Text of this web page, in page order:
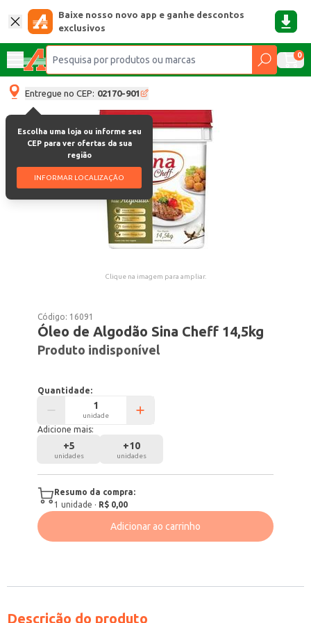
Baixe nosso novo app e ganhe descontos
exclusivos
0
Entregue no CEP: 02170-901
Escolha uma loja ou informe seu
CEP para ver ofertas da sua
região
INFORMAR LOCALIZAÇÃO
Clique na imagem para ampliar.
Código: 16091
Óleo de Algodão Sina Cheff 14,5kg
Produto indisponível
Quantidade:
unidade
Adicione mais:
+5
unidades
+10
unidades
Resumo da compra:
1 unidade · R$ 0,00
Adicionar ao carrinho
Descrição do produto